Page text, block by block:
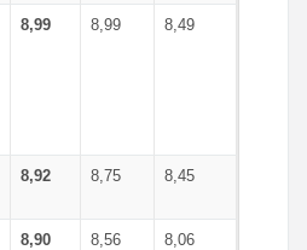
8,99 8,99 8,49
8,92 8,75 8,45
8,90 8,56 8,06